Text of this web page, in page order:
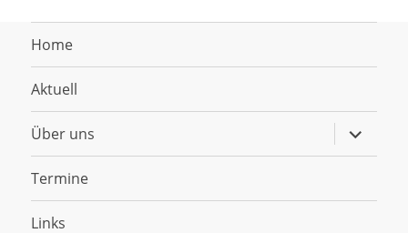
Home
Aktuell
Über uns anzeigen
Termine
Links